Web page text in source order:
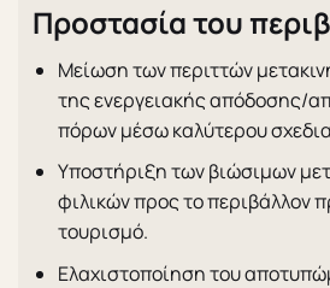
Προστασία του
Μείωση των περιττών
της ενεργειακής απόδοσης/
πόρων μέσω καλύτερου
Υποστήριξη των βιώσιμων
φιλικών προς το περιβάλλον
τουρισμό.
Ελαχιστοποίηση του